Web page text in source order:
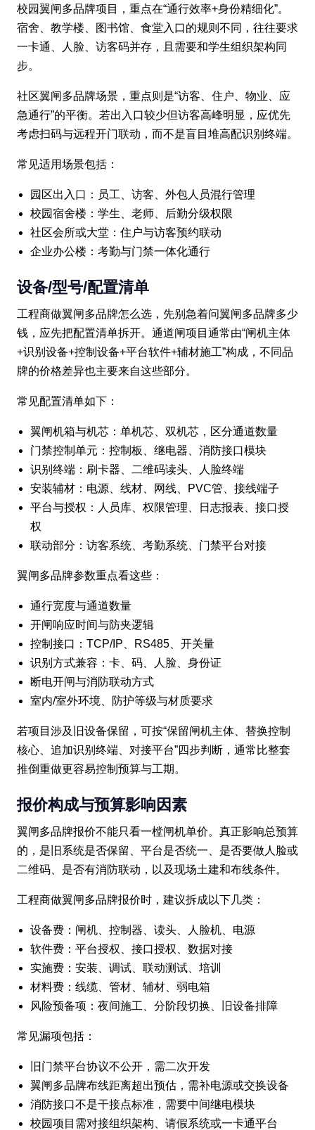
校园翼闸多品牌项目，重点在“通行效率+身份精细化”。
宿舍、教学楼、图书馆、食堂入口的规则不同，往往要求
一卡通、人脸、访客码并存，且需要和学生组织架构同
步。
社区翼闸多品牌场景，重点则是“访客、住户、物业、应
急通行”的平衡。若出入口较少但访客高峰明显，应优先
考虑扫码与远程开门联动，而不是盲目堆高配识别终端。
常见适用场景包括：
园区出入口：员工、访客、外包人员混行管理
校园宿舍楼：学生、老师、后勤分级权限
社区会所或大堂：住户与访客预约联动
企业办公楼：考勤与门禁一体化通行
设备/型号/配置清单
工程商做翼闸多品牌怎么选，先别急着问翼闸多品牌多少
钱，应先把配置清单拆开。通道闸项目通常由“闸机主体
+识别设备+控制设备+平台软件+辅材施工”构成，不同品
牌的价格差异也主要来自这些部分。
常见配置清单如下：
翼闸机箱与机芯：单机芯、双机芯，区分通道数量
门禁控制单元：控制板、继电器、消防接口模块
识别终端：刷卡器、二维码读头、人脸终端
安装辅材：电源、线材、网线、PVC管、接线端子
平台与授权：人员库、权限管理、日志报表、接口授
权
联动部分：访客系统、考勤系统、门禁平台对接
翼闸多品牌参数重点看这些：
通行宽度与通道数量
开闸响应时间与防夹逻辑
控制接口：TCP/IP、RS485、开关量
识别方式兼容：卡、码、人脸、身份证
断电开闸与消防联动方式
室内/室外环境、防护等级与材质要求
若项目涉及旧设备保留，可按“保留闸机主体、替换控制
核心、追加识别终端、对接平台”四步判断，通常比整套
推倒重做更容易控制预算与工期。
报价构成与预算影响因素
翼闸多品牌报价不能只看一樘闸机单价。真正影响总预算
的，是旧系统是否保留、平台是否统一、是否要做人脸或
二维码、是否有消防联动，以及现场土建和布线条件。
工程商做翼闸多品牌报价时，建议拆成以下几类：
设备费：闸机、控制器、读头、人脸机、电源
软件费：平台授权、接口授权、数据对接
实施费：安装、调试、联动测试、培训
材料费：线缆、管材、辅材、弱电箱
风险预备项：夜间施工、分阶段切换、旧设备排障
常见漏项包括：
旧门禁平台协议不公开，需二次开发
翼闸多品牌布线距离超出预估，需补电源或交换设备
消防接口不是干接点标准，需要中间继电模块
校园项目需对接组织架构、请假系统或一卡通平台